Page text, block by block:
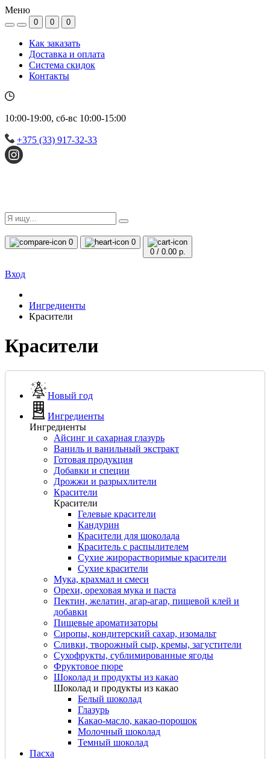
Меню
0 0 0
Как заказать
Доставка и оплата
Система скидок
Контакты
10:00-19:00, сб-вс 10:00-15:00
+375 (33) 917-32-33
0
0
0/ 0.00 р.
Вход
Ингредиенты
Красители
Красители
Новый год
Ингредиенты
Ингредиенты
Айсинг и сахарная глазурь
Ваниль и ванильный экстракт
Готовая продукция
Добавки и специи
Дрожжи и разрыхлители
Красители
Красители
Гелевые красители
Кандурин
Красители для шоколада
Краситель с распылителем
Сухие жирорастворимые красители
Сухие красители
Мука, крахмал и смеси
Орехи, ореховая мука и паста
Пектин, желатин, агар-агар, пищевой клей и
добавки
Пищевые ароматизаторы
Сиропы, кондитерский сахар, изомальт
Сливки, творожный сыр, кремы, загустители
Сухофрукты, сублимированные ягоды
Фруктовое пюре
Шоколад и продукты из какао
Шоколад и продукты из какао
Белый шоколад
Глазурь
Какао-масло, какао-порошок
Молочный шоколад
Темный шоколад
Пасха